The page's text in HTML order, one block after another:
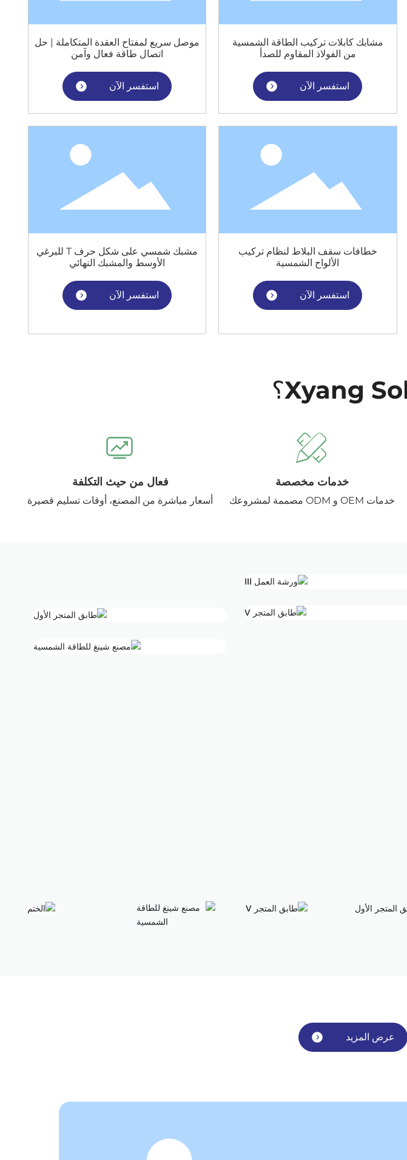
مشابك كابلات تركيب الطاقة الشمسية
من الفولاذ المقاوم للصدأ
استفسر الآن
موصل سريع لمفتاح العقدة المتكاملة | حل
اتصال طاقة فعال وآمن
استفسر الآن
خطافات سقف البلاط لنظام تركيب
الألواح الشمسية
استفسر الآن
مشبك شمسي على شكل حرف T للبرغي
الأوسط والمشبك النهائي
استفسر الآن
خدمات مخصصة
خدمات OEM و ODM مصممة لمشروعك
فعال من حيث التكلفة
أسعار مباشرة من المصنع، أوقات تسليم قصيرة
عرض المزيد